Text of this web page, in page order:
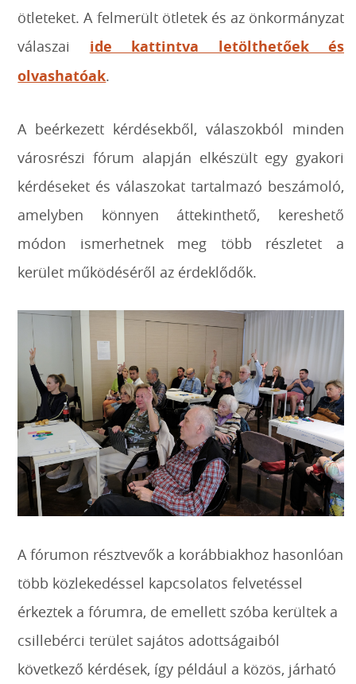
ötleteket. A felmerült ötletek és az önkormányzat
válaszai ide kattintva letölthetőek és
olvashatóak.
A beérkezett kérdésekből, válaszokból minden
városrészi fórum alapján elkészült egy gyakori
kérdéseket és válaszokat tartalmazó beszámoló,
amelyben könnyen áttekinthető, kereshető
módon ismerhetnek meg több részletet a
kerület működéséről az érdeklődők.
A fórumon résztvevők a korábbiakhoz hasonlóan
több közlekedéssel kapcsolatos felvetéssel
érkeztek a fórumra, de emellett szóba kerültek a
csillebérci terület sajátos adottságaiból
következő kérdések, így például a közös, járható